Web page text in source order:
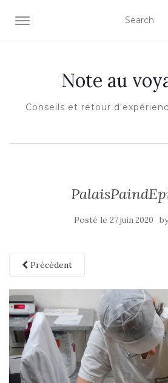
OUVRIR/FERMER LA NAVIGATION
Note au
Conseils et retour
Posté le 27 juin 2020
Précédent